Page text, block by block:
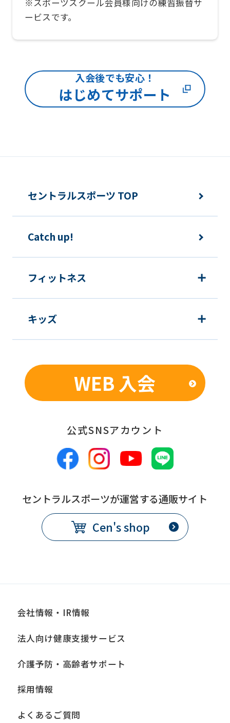
※スポーツスクール会員様向けの練習振替サ
ービスです。
入会後でも安心！
はじめてサポート
original
We
that
you
fully
before
the
Automatic
セントラルスポーツ TOP
Catch up!
フィットネス
キッズ
WEB 入会
公式SNSアカウント
セントラルスポーツが運営する通販サイト
Cen's shop
会社情報・IR情報
法人向け健康支援サービス
介護予防・高齢者サポート
採用情報
よくあるご質問